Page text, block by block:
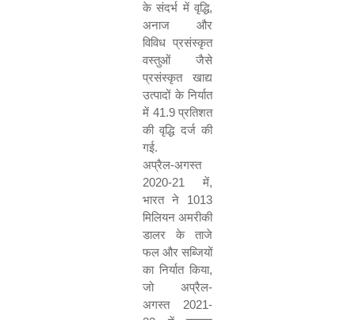
के संदर्भ में वृद्धि,
अनाज और
विविध प्रसंस्कृत
वस्तुओं जैसे
प्रसंस्कृत खाद्य
उत्पादों के निर्यात
में 41.9प्रतिशत
की वृद्धि दर्ज की
गई.
अप्रैल-अगस्त
2020-21
में,
भारत ने 1013
मिलियन अमरीकी
डालर के ताजे
फल और सब्जियों
का निर्यात किया,
जो अप्रैल-
अगस्त 2021-